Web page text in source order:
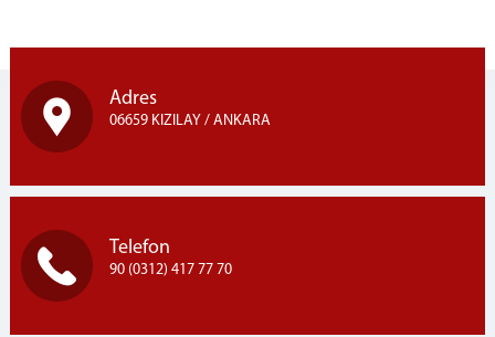
Adres
06659 KIZILAY / ANKARA
Telefon
90 (0312) 417 77 70